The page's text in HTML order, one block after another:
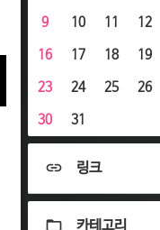
9 10 11 12
16 17 18 19
23 24 25 26
30 31
링크
카테고리